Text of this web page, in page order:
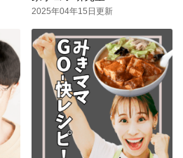
2025年04年15日更新